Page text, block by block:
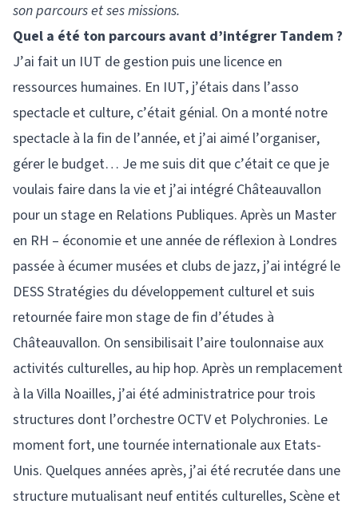
son parcours et ses missions.
Quel a été ton parcours avant d’intégrer Tandem ?
J’ai fait un IUT de gestion puis une licence en
ressources humaines. En IUT, j’étais dans l’asso
spectacle et culture, c’était génial. On a monté notre
spectacle à la fin de l’année, et j’ai aimé l’organiser,
gérer le budget… Je me suis dit que c’était ce que je
voulais faire dans la vie et j’ai intégré Châteauvallon
pour un stage en Relations Publiques. Après un Master
en RH – économie et une année de réflexion à Londres
passée à écumer musées et clubs de jazz, j’ai intégré le
DESS Stratégies du développement culturel et suis
retournée faire mon stage de fin d’études à
Châteauvallon. On sensibilisait l’aire toulonnaise aux
activités culturelles, au hip hop. Après un remplacement
à la Villa Noailles, j’ai été administratrice pour trois
structures dont l’orchestre OCTV et Polychronies. Le
moment fort, une tournée internationale aux Etats-
Unis. Quelques années après, j’ai été recrutée dans une
structure mutualisant neuf entités culturelles, Scène et